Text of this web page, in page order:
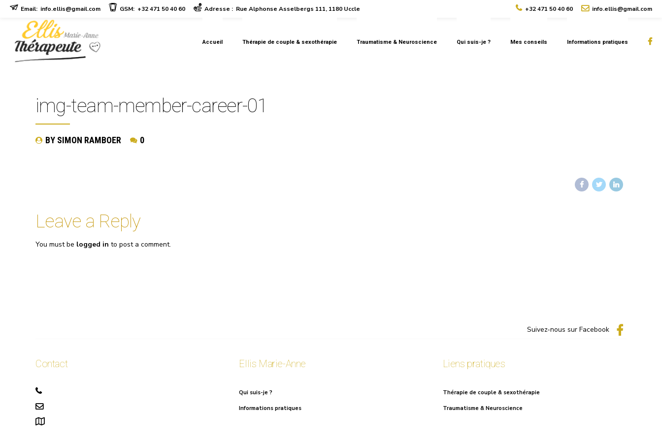
Email: info.ellis@gmail.com GSM: +32 471 50 40 60 Adresse : Rue Alphonse Asselbergs 111, 1180 Uccle +32 471 50 40 60 info.ellis@gmail.com
Accueil Thérapie de couple & sexothérapie Traumatisme & Neuroscience Qui suis-je ? Mes conseils Informations pratiques
img-team-member-career-01
BY SIMON RAMBOER 0
Leave a Reply
You must be logged in to post a comment.
Suivez-nous sur Facebook
Contact Ellis Marie-Anne
Qui suis-je ?
Informations pratiques
Liens pratiques
Thérapie de couple & sexothérapie
Traumatisme & Neuroscience